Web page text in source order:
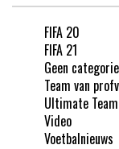
FIFA 20
FIFA 21
Geen categorie
Team van
Ultimate Team
Video
Voetbalnieuws